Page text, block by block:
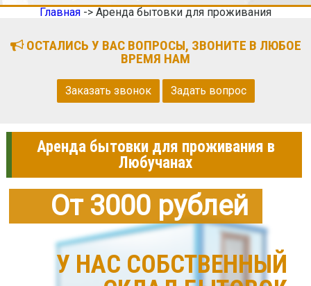
Главная -> Аренда бытовки для проживания
ОСТАЛИСЬ У ВАС ВОПРОСЫ, ЗВОНИТЕ В ЛЮБОЕ
ВРЕМЯ НАМ
Заказать звонок Задать вопрос
Аренда бытовки для проживания в
Любучанах
От 3000 рублей
У НАС СОБСТВЕННЫЙ